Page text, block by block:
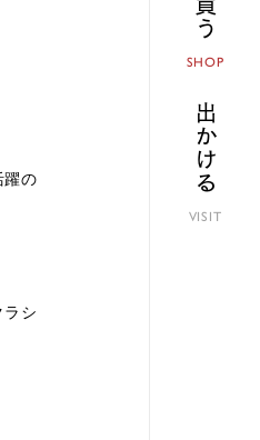
買う
SHOP
出かける
VISIT
躍の
ラシ